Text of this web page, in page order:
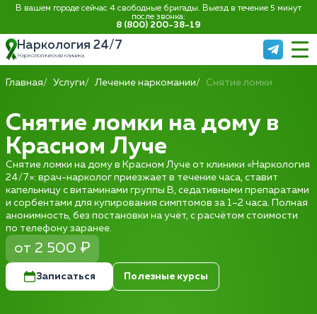
В вашем городе сейчас 4 свободные бригады. Выезд в течение 5 минут
после звонка:
8 (800) 200-38-19
Наркология 24/7
Наркологическая клиника
Главная Услуги Лечение наркомании Снятие ломки
Снятие ломки на дому в
Красном Луче
Снятие ломки на дому в Красном Луче от клиники «Наркология
24/7»: врач-нарколог приезжает в течение часа, ставит
капельницу с витаминами группы B, седативными препаратами
и сорбентами для купирования симптомов за 1–2 часа. Полная
анонимность, без постановки на учёт, с расчётом стоимости
по телефону заранее.
от 2 500 ₽
Записаться Полезные курсы